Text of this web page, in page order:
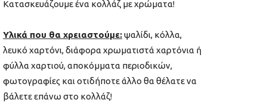
Κατασκευάζουμε ένα κολλάζ με χρώματα!
Υλικά που θα χρειαστούμε:ψαλίδι, κόλλα,
λευκό χαρτόνι, διάφορα χρωματιστά χαρτόνια ή
φύλλα χαρτιού, αποκόμματα περιοδικών,
φωτογραφίες και οτιδήποτε άλλο θα θέλατε να
βάλετε επάνω στο κολλάζ!